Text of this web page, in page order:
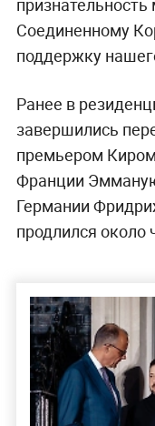
Соединенному
поддержку
Ранее в
завершились
премьером
Франции
Германии
продлился около